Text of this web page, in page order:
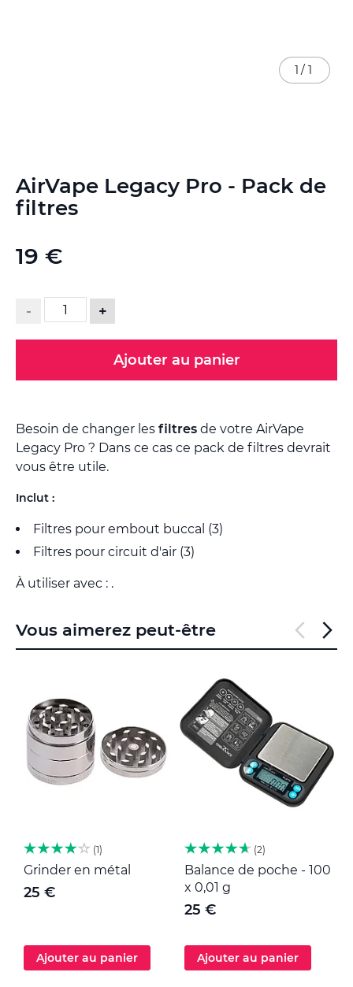
AirVape Legacy Pro - Pack de
filtres
19 €
- +
Ajouter au panier
Besoin de changer les filtres de votre AirVape
Legacy Pro ? Dans ce cas ce pack de filtres devrait
vous être utile.
Inclut :
Filtres pour embout buccal (3)
Filtres pour circuit d'air (3)
À utiliser avec : .
1 / 1
to
the
beginning
the
images
Vous aimerez peut-être
1
Grinder en métal
25 €
Ajouter au panier
2
Balance de poche - 100
x 0,01 g
25 €
Ajouter au panier